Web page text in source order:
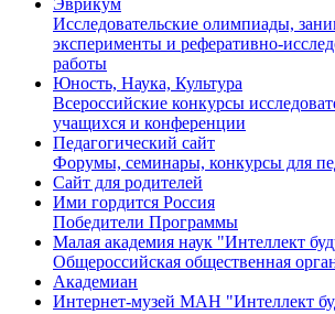
Эврикум
Исследовательские олимпиады,
эксперименты и реферативно-
работы
Юность, Наука, Культура
Всероссийские конкурсы
учащихся и конференции
Педагогический сайт
Форумы, семинары, конкурсы для
Сайт для родителей
Ими гордится Россия
Победители Программы
Малая академия наук "Интеллект
Общероссийская общественная
Академиан
Интернет-музей МАН "Интеллект